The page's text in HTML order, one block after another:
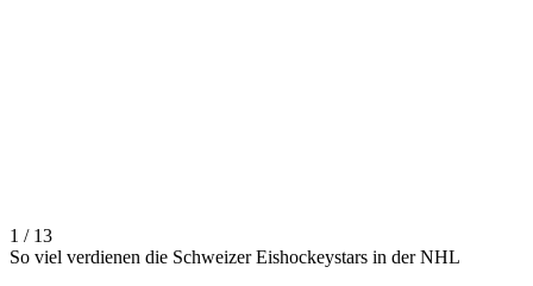
1 / 13
So viel verdienen die Schweizer Eishockeystars in der NHL